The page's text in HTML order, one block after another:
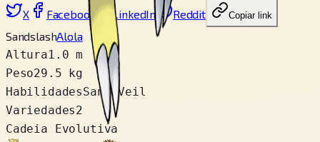
X Facebook LinkedIn Reddit Copiar link
SandslashAlola
Altura1.0 m
Peso29.5 kg
HabilidadesSand Veil
Variedades2
Cadeia Evolutiva